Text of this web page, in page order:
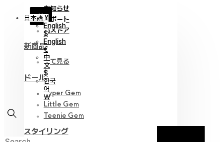
X
お知らせ
サポート
旧ストア
新商品
全て見る
ドール
Hyper Gem
Little Gem
Teenie Gem
スタイリング
日本語 ¥
English
$
English
€
中
文
$
한국
어
￦